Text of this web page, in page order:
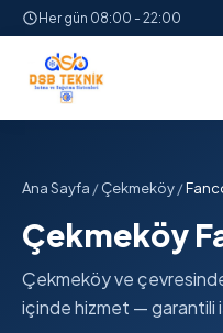
Her gün 08:00 - 22:00
Ana Sayfa /Çekmeköy/
Çekmeköy
Çekmeköy ve
içinde hizmet — garantili